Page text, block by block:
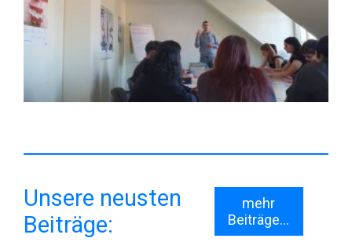
Unsere neusten
Beiträge:
mehr
Beiträge...